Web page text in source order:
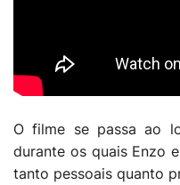
O filme se passa ao
durante os quais Enzo
tanto pessoais quanto